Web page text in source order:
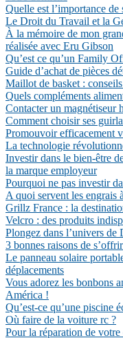
Quelle est l’importance
Le Droit du Travail et la
À la mémoire de mon
réalisée avec Eru Gibson
Qu’est ce qu’un Family
Guide d’achat de pièces
Maillot de basket :
Quels compléments
Contacter un magnétiseur
Comment choisir ses
Promouvoir efficacement
La technologie
Investir dans le bien-être
la marque employeur
Pourquoi ne pas investir
A quoi servent les engrais
Grillz France : la
Velcro : des produits
Plongez dans l’univers
3 bonnes raisons de
Le panneau solaire
déplacements
Vous adorez les bonbons
América !
Qu’est-ce qu’une piscine
Où faire de la voiture rc ?
Pour la réparation de